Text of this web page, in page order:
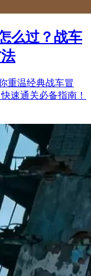
么过？战车
重温经典战车冒
速通关必备指南！